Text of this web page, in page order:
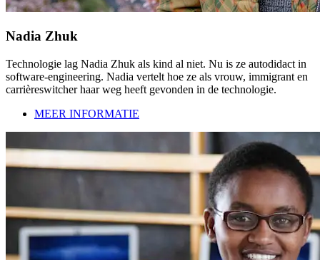
Nadia Zhuk
Technologie lag Nadia Zhuk als kind al niet. Nu is ze autodidact in
software-engineering. Nadia vertelt hoe ze als vrouw, immigrant en
carrièreswitcher haar weg heeft gevonden in de technologie.
MEER INFORMATIE